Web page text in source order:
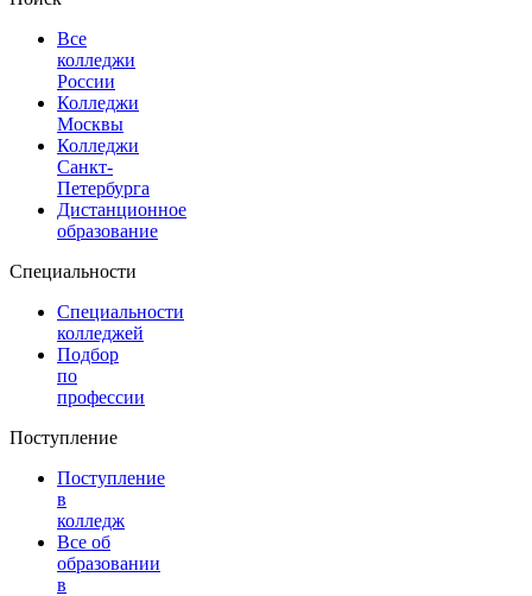
Все
колледжи
России
Колледжи
Москвы
Колледжи
Санкт-
Петербурга
Дистанционное
образование
Специальности
Специальности
колледжей
Подбор
по
профессии
Поступление
Поступление
в
колледж
Все об
образовании
в